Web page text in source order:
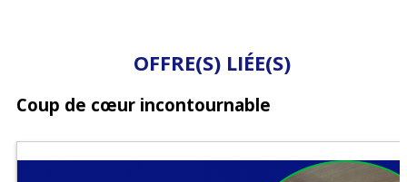
OFFRE(S) LIÉE(S)
Coup de cœur incontournable